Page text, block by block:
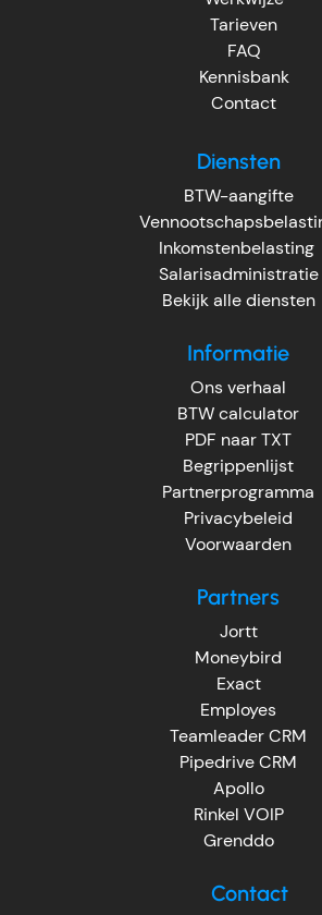
Tarieven
FAQ
Kennisbank
Contact
Diensten
BTW-aangifte
Inkomstenbelasting
Salarisadministratie
Bekijk alle diensten
Informatie
Ons verhaal
BTW calculator
PDF naar TXT
Begrippenlijst
Partnerprogramma
Privacybeleid
Voorwaarden
Partners
Jortt
Moneybird
Exact
Employes
Teamleader CRM
Pipedrive CRM
Apollo
Rinkel VOIP
Grenddo
Contact